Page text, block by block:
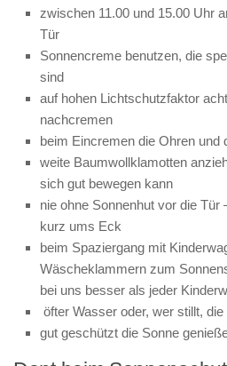
zwischen 11.00 und 15.00 Uhr
Tür
Sonnencreme benutzen, die
sind
auf hohen Lichtschutzfaktor
nachcremen
beim Eincremen die Ohren und
weite Baumwollklamotten
sich gut bewegen kann
nie ohne Sonnenhut vor die Tür
kurz ums Eck
beim Spaziergang mit
Wäscheklammern zum
bei uns besser als jeder
öfter Wasser oder, wer stillt,
gut geschützt die Sonne